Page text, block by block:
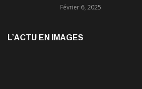
Février 6, 2025
L’ACTU EN IMAGES